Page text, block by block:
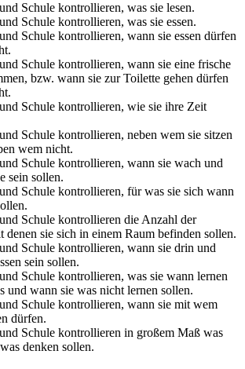
Schule kontrollieren, was sie lesen.
Schule kontrollieren, was sie essen.
Schule kontrollieren, wann sie essen dürfen
Schule kontrollieren, wann sie eine frische
bzw. wann sie zur Toilette gehen dürfen
Schule kontrollieren, wie sie ihre Zeit
Schule kontrollieren, neben wem sie sitzen
wem nicht.
Schule kontrollieren, wann sie wach und
sein sollen.
Schule kontrollieren, für was sie sich wann
Schule kontrollieren die Anzahl der
denen sie sich in einem Raum befinden sollen.
Schule kontrollieren, wann sie drin und
sein sollen.
Schule kontrollieren, was sie wann lernen
und wann sie was nicht lernen sollen.
Schule kontrollieren, wann sie mit wem
dürfen.
Schule kontrollieren in großem Maß was
denken sollen.